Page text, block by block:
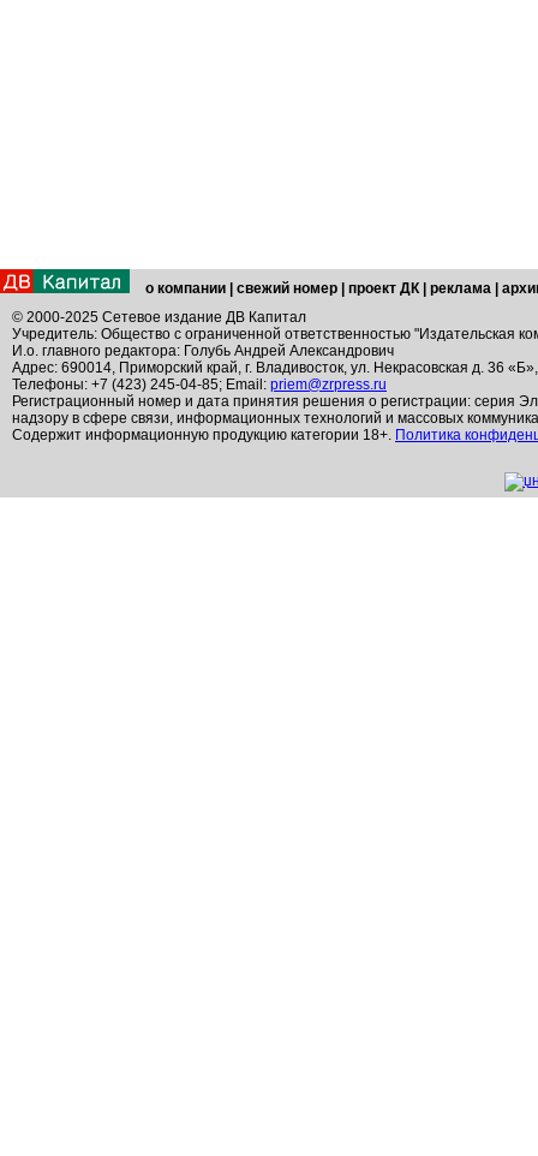
о компании свежий номер проект ДК реклама
© 2000-2025 Сетевое издание ДВ Капитал
Учредитель: Общество с ограниченной ответственностью "Издательская
И.о. главного редактора: Голубь Андрей Александрович
Адрес: 690014, Приморский край, г. Владивосток, ул. Некрасовская д. 36
Телефоны: +7 (423) 245-04-85; Email: priem@zrpress.ru
Регистрационный номер и дата принятия решения о регистрации: серия
надзору в сфере связи, информационных технологий и массовых
Содержит информационную продукцию категории 18+. Политика